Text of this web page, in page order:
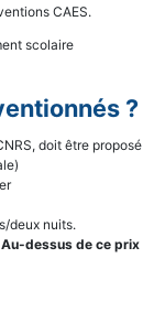
CAES.
scolaire
?
doit être proposé
deux nuits.
dessus de ce prix